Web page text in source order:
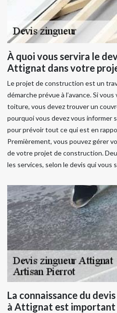
À quoi vous servira le
Attignat dans votre
Le projet de construction est un
démarche prévue à l’avance. Si
toiture, vous devez trouver un
pourquoi vous devez vous informer
pour prévoir tout ce qui est en
Premièrement, vous pouvez gérer
de votre projet de construction.
les services, selon le devis qui vous
La connaissance du
à Attignat est important